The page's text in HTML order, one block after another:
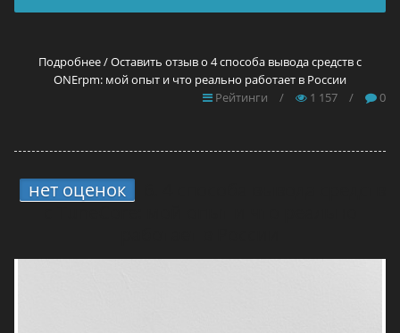
Подробнее / Оставить отзыв о 4 способа вывода средств с
ONErpm: мой опыт и что реально работает в России
Рейтинги
/ 1 157 / 0
нет оценок